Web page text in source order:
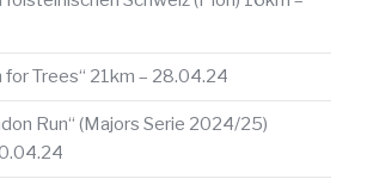
for Trees“ 21km – 28.04.24
Run“ (Majors Serie 2024/25)